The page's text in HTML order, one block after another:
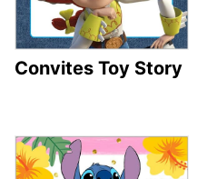
Convites Toy Story